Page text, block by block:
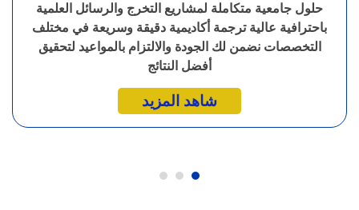
حلول جامعية متكاملة لمشاريع التخرج والرسائل العلمية
باحترافية عالية ترجمة أكاديمية دقيقة وسريعة في مختلف
التخصصات نضمن لك الجودة والالتزام بالمواعيد لتحقيق
أفضل النتائج
شاهد المزيد